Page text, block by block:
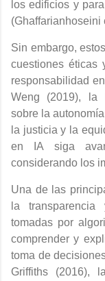
los edificios y
(Ghaffarianhoseini
Sin embargo,
cuestiones éticas
responsabilidad
Weng (2019), la
sobre la
la justicia y la
en IA siga
considerando los
Una de las
la
tomadas por
comprender y
toma de
Griffiths (2016),